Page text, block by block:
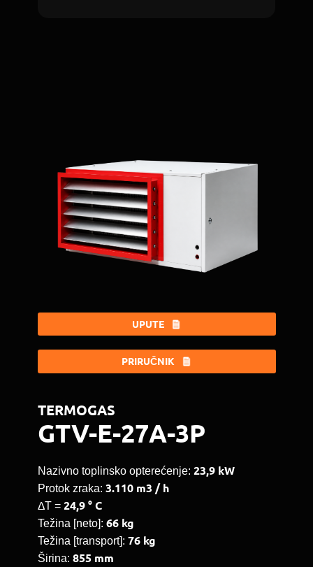
UPUTE
PRIRUČNIK
TERMOGAS
GTV-E-27A-3P
Nazivno toplinsko opterećenje: 23,9 kW
Protok zraka: 3.110 m3 / h
ΔT = 24,9 ° C
Težina [neto]: 66 kg
Težina [transport]: 76 kg
Širina: 855 mm